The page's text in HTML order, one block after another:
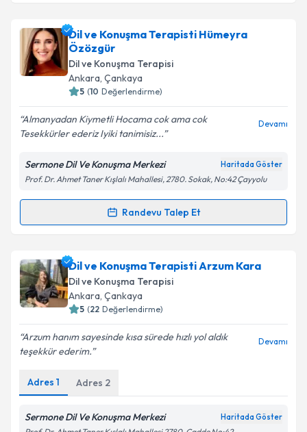
Dil ve Konuşma Terapisti Elif Özeriçin randevu
takvimi talebi oluşturun. Size bu uzmandan randevu
almanız için bir takvim hazırlandığında e-posta ile
bilgilendireceğiz.
Kişisel verilerimin işlenmesine ilişkin
Aydınlatma
Metni'ni okudum ve kişisel verilerimin belirtilen
kapsamda işlenmesini kabul ediyorum.
Dil ve Konuşma Terapisti Hümeyra
Özözgür
Dil ve Konuşma Terapisi
Ankara, Çankaya
5 (10 Değerlendirme)
Almanyadan Kiymetli Hocama cok ama cok
Tesekkürler ederiz Iyiki tanimisiz...
Devamı
Sermone Dil Ve Konuşma Merkezi Haritada Göster
Prof. Dr. Ahmet Taner Kışlalı Mahallesi, 2780. Sokak, No:42 Çayyolu
Randevu Talep Et
Randevu Takvimi Talebi
Dil ve Konuşma Terapisti Hümeyra Özözgüriçin
randevu takvimi talebi oluşturun. Size bu uzmandan
randevu almanız için bir takvim hazırlandığında e-
posta ile bilgilendireceğiz.
E-posta Adresiniz
Kişisel verilerimin işlenmesine ilişkinAydınlatma
Metni 'ni okudum ve kişisel verilerimin belirtilen
kapsamda işlenmesini kabul ediyorum.
Dil ve Konuşma Terapisti Arzum Kara
Dil ve Konuşma Terapisi
Ankara, Çankaya
5 (22 Değerlendirme)
Arzum hanım sayesinde kısa sürede hızlı yol aldık
teşekkür ederim.
Devamı
Adres 1 Adres 2
Sermone Dil Ve Konuşma Merkezi Haritada Göster